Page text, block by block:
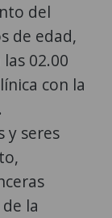
del
de edad,
02.00
con la
y seres
la